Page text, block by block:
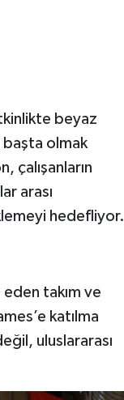
beyaz
olmak
çalışanların
arası
hedefliyor.
takım ve
katılma
uluslararası